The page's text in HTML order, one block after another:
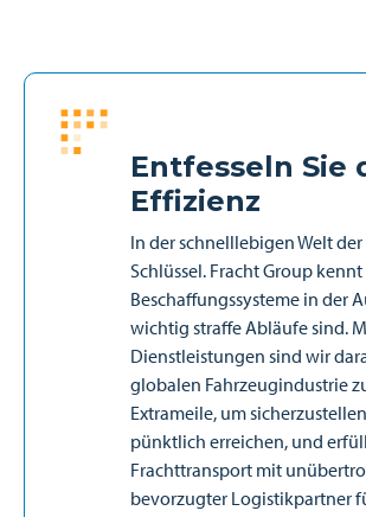
Entfesseln Sie
Effizienz
In der schnelllebigen Welt
Schlüssel. Fracht Group
Beschaffungssysteme in der
wichtig straffe Abläufe sind.
Dienstleistungen sind wir
globalen Fahrzeugindustrie
Extrameile, um
pünktlich erreichen, und
Frachttransport mit
bevorzugter Logistikpartner